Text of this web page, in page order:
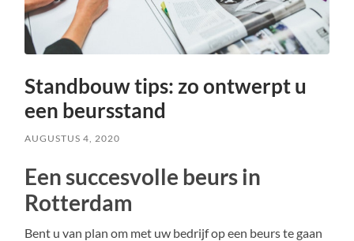
Standbouw tips: zo ontwerpt u
een beursstand
AUGUSTUS 4, 2020
Een succesvolle beurs in
Rotterdam
Bent u van plan om met uw bedrijf op een beurs te gaan